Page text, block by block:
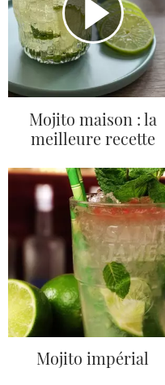
Mojito maison : la
meilleure recette
Mojito impérial